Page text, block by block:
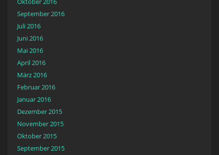
September 2016
Juli 2016
Juni 2016
Mai 2016
April 2016
März 2016
Februar 2016
Januar 2016
Dezember 2015
November 2015
Oktober 2015
September 2015